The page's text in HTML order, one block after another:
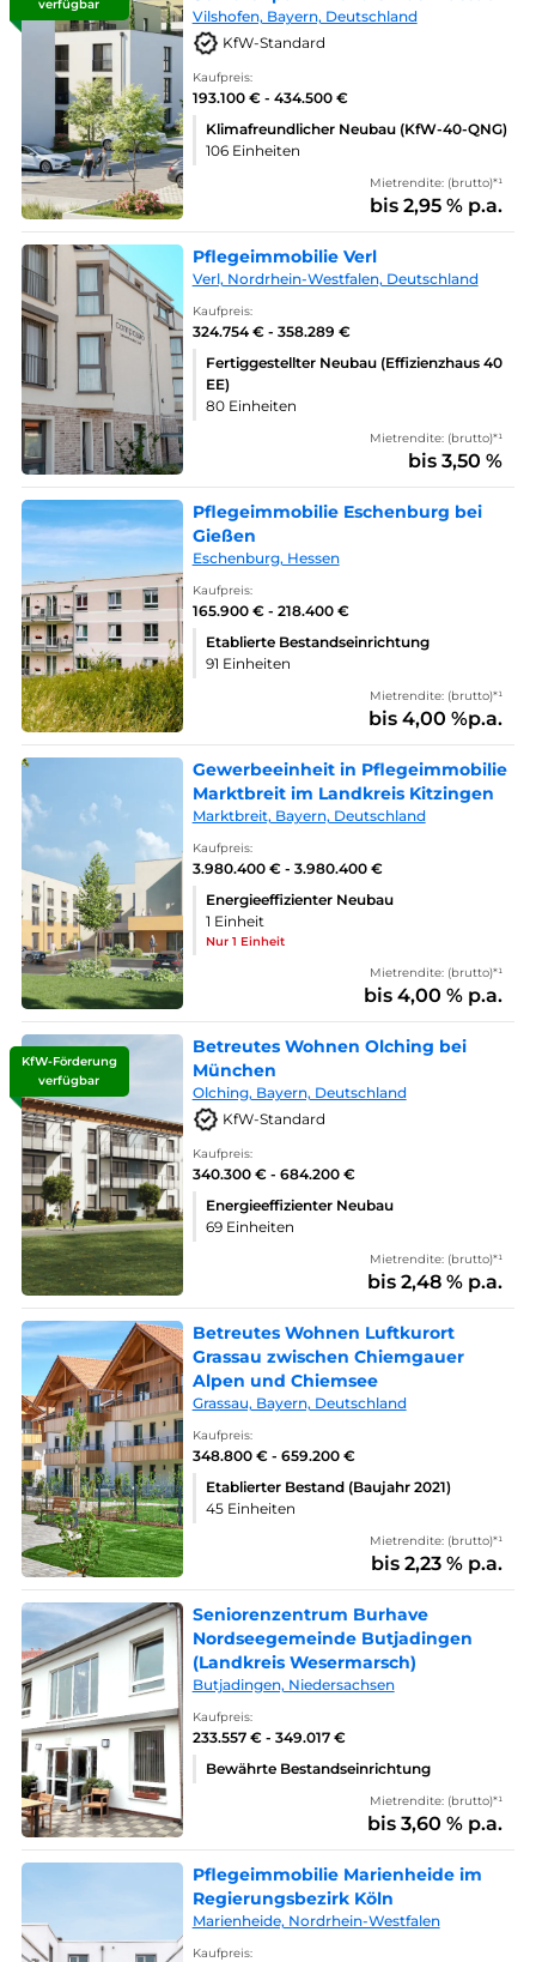
verfügbar
Vilshofen, Bayern, Deutschland
KfW-Standard
Kaufpreis:
193.100 € - 434.500 €
Klimafreundlicher Neubau (KfW-40-QNG)
106 Einheiten
Mietrendite: (brutto)*¹
bis 2,95 % p.a.
Pflegeimmobilie Verl
Verl, Nordrhein-Westfalen, Deutschland
Kaufpreis:
324.754 € - 358.289 €
Fertiggestellter Neubau (Effizienzhaus 40
EE)
80 Einheiten
Mietrendite: (brutto)*¹
bis 3,50 %
Pflegeimmobilie Eschenburg bei
Gießen
Eschenburg, Hessen
Kaufpreis:
165.900 € - 218.400 €
Etablierte Bestandseinrichtung
91 Einheiten
Mietrendite: (brutto)*¹
bis 4,00 %p.a.
Gewerbeeinheit in Pflegeimmobilie
Marktbreit im Landkreis Kitzingen
Marktbreit, Bayern, Deutschland
Kaufpreis:
3.980.400 € - 3.980.400 €
Energieeffizienter Neubau
1 Einheit
Nur 1 Einheit
Mietrendite: (brutto)*¹
bis 4,00 % p.a.
KfW-Förderung
verfügbar
Betreutes Wohnen Olching bei
München
Olching, Bayern, Deutschland
KfW-Standard
Kaufpreis:
340.300 € - 684.200 €
Energieeffizienter Neubau
69 Einheiten
Mietrendite: (brutto)*¹
bis 2,48 % p.a.
Betreutes Wohnen Luftkurort
Grassau zwischen Chiemgauer
Alpen und Chiemsee
Grassau, Bayern, Deutschland
Kaufpreis:
348.800 € - 659.200 €
Etablierter Bestand (Baujahr 2021)
45 Einheiten
Mietrendite: (brutto)*¹
bis 2,23 % p.a.
Seniorenzentrum Burhave
Nordseegemeinde Butjadingen
(Landkreis Wesermarsch)
Butjadingen, Niedersachsen
Kaufpreis:
233.557 € - 349.017 €
Bewährte Bestandseinrichtung
Mietrendite: (brutto)*¹
bis 3,60 % p.a.
Pflegeimmobilie Marienheide im
Regierungsbezirk Köln
Marienheide, Nordrhein-Westfalen
Kaufpreis: